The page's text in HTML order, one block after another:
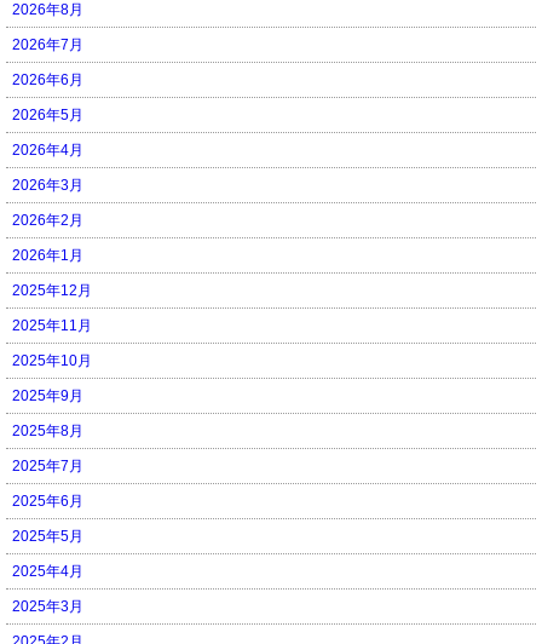
2026年8月
2026年7月
2026年6月
2026年5月
2026年4月
2026年3月
2026年2月
2026年1月
2025年12月
2025年11月
2025年10月
2025年9月
2025年8月
2025年7月
2025年6月
2025年5月
2025年4月
2025年3月